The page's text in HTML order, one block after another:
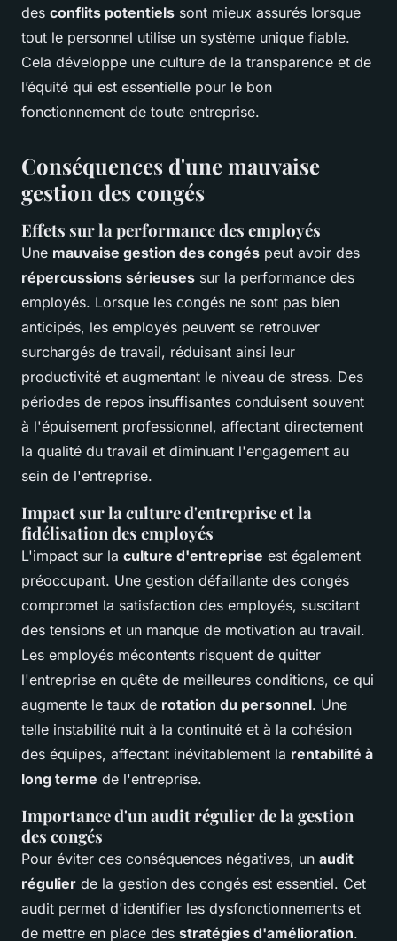
des conflits potentiels sont mieux assurés lorsque
tout le personnel utilise un système unique fiable.
Cela développe une culture de la transparence et de
l’équité qui est essentielle pour le bon
fonctionnement de toute entreprise.
Conséquences d'une mauvaise
gestion des congés
Effets sur la performance des employés
Une mauvaise gestion des congés peut avoir des
répercussions sérieuses sur la performance des
employés. Lorsque les congés ne sont pas bien
anticipés, les employés peuvent se retrouver
surchargés de travail, réduisant ainsi leur
productivité et augmentant le niveau de stress. Des
périodes de repos insuffisantes conduisent souvent
à l'épuisement professionnel, affectant directement
la qualité du travail et diminuant l'engagement au
sein de l'entreprise.
Impact sur la culture d'entreprise et la
fidélisation des employés
L'impact sur la culture d'entreprise est également
préoccupant. Une gestion défaillante des congés
compromet la satisfaction des employés, suscitant
des tensions et un manque de motivation au travail.
Les employés mécontents risquent de quitter
l'entreprise en quête de meilleures conditions, ce qui
augmente le taux de rotation du personnel. Une
telle instabilité nuit à la continuité et à la cohésion
des équipes, affectant inévitablement la rentabilité à
long terme de l'entreprise.
Importance d'un audit régulier de la gestion
des congés
Pour éviter ces conséquences négatives, un audit
régulier de la gestion des congés est essentiel. Cet
audit permet d'identifier les dysfonctionnements et
de mettre en place des stratégies d'amélioration.